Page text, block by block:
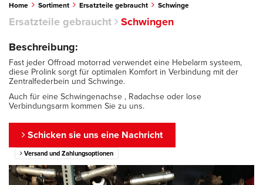
Home Sortiment Ersatzteile gebraucht Schwinge
Ersatzteile gebraucht
Schwingen
Beschreibung:
Fast jeder Offroad motorrad verwendet eine Hebelarm systeem,
diese Prolink sorgt für optimalen Komfort in Verbindung mit der
Zentralfederbein und Schwinge.
Auch für eine Schwingenachse , Radachse oder lose
Verbindungsarm kommen Sie zu uns.
Schicken sie uns eine Nachricht
Versand und Zahlungsoptionen